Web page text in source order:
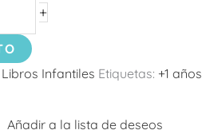
+
Libros Infantiles Etiquetas: +1 años
Añadir a la lista de deseos